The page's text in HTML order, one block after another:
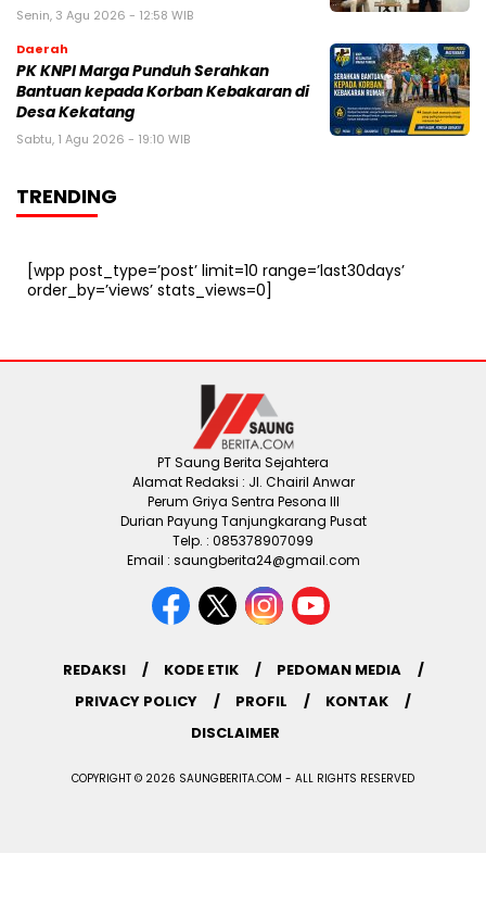
Senin, 3 Agu 2026 - 12:58 WIB
Daerah
PK KNPI Marga Punduh Serahkan
Bantuan kepada Korban Kebakaran di
Desa Kekatang
Sabtu, 1 Agu 2026 - 19:10 WIB
TRENDING
[wpp post_type=’post’ limit=10 range=’last30days’
order_by=’views’ stats_views=0]
PT Saung Berita Sejahtera
Alamat Redaksi : Jl. Chairil Anwar
Perum Griya Sentra Pesona III
Durian Payung Tanjungkarang Pusat
Telp. : 085378907099
Email : saungberita24@gmail.com
REDAKSI KODE ETIK
PEDOMAN MEDIA
PRIVACY POLICY
PROFIL
KONTAK
DISCLAIMER
COPYRIGHT © 2026 SAUNGBERITA.COM - ALL RIGHTS RESERVED